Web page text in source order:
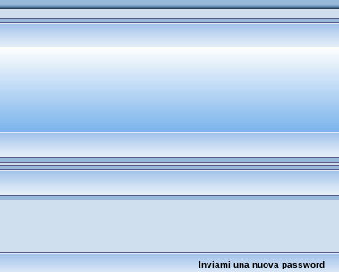
Inviami una nuova password